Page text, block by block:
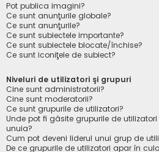
Pot publica imagini?
Ce sunt anunţurile globale?
Ce sunt anunţurile?
Ce sunt subiectele importante?
Ce sunt subiectele blocate/închise?
Ce sunt iconiţele de subiect?
Niveluri de utilizatori şi grupuri
Cine sunt administratorii?
Cine sunt moderatorii?
Ce sunt grupurile de utilizatori?
Unde pot fi găsite grupurile de
unuia?
Cum pot deveni liderul unui grup de
De ce grupurile de utilizatori apar în